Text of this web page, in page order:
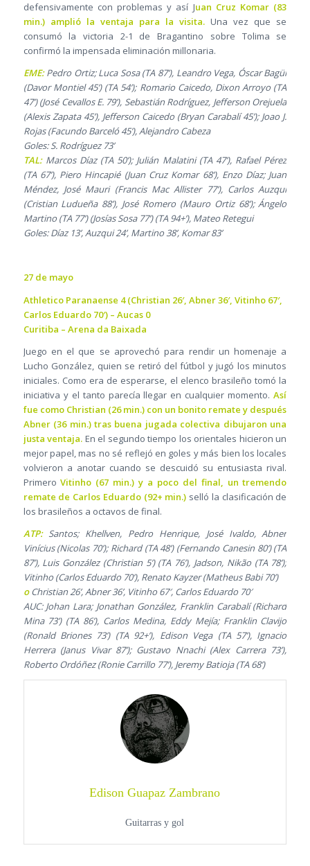
defensivamente con problemas y así Juan Cruz Komar (83
min.) amplió la ventaja para la visita. Una vez que se
consumó la victoria 2-1 de Bragantino sobre Tolima se
confirmó la impensada eliminación millonaria.
EME:Pedro Ortiz; Luca Sosa (TA 87’), Leandro Vega, Óscar Bagüí
(Davor Montiel 45’) (TA 54’); Romario Caicedo, Dixon Arroyo (TA
47’) (José Cevallos E. 79’), Sebastián Rodríguez, Jefferson Orejuela
(Alexis Zapata 45’), Jefferson Caicedo (Bryan Carabalí 45’); Joao J.
Rojas (Facundo Barceló 45’), Alejandro Cabeza
Goles: S. Rodríguez 73’
TAL:Marcos Díaz (TA 50’); Julián Malatini (TA 47’), Rafael Pérez
(TA 67’), Piero Hincapié (Juan Cruz Komar 68’), Enzo Díaz; Juan
Méndez, José Mauri (Francis Mac Allister 77’), Carlos Auzqui
(Cristian Ludueña 88’), José Romero (Mauro Ortiz 68’); Ángelo
Martino (TA 77’) (Josías Sosa 77’) (TA 94+’), Mateo Retegui
Goles: Díaz 13’, Auzqui 24’, Martino 38’, Komar 83’
27 de mayo
Athletico Paranaense 4 (Christian 26′, Abner 36′, Vitinho 67′,
Carlos Eduardo 70′) – Aucas 0
Curitiba – Arena da Baixada
Juego en el que se aprovechó para rendir un homenaje a
Lucho González, quien se retiró del fútbol y jugó los minutos
iniciales. Como era de esperarse, el elenco brasileño tomó la
iniciativa y el tanto parecía llegar en cualquier momento.Así
fue como Christian (26 min.) con un bonito remate y después
Abner (36 min.) tras buena jugada colectiva dibujaron una
justa ventaja. En el segundo tiempo los orientales hicieron un
mejor papel, mas no sé reflejó en goles y más bien los locales
volvieron a anotar cuando se descuidó su entusiasta rival.
Primero Vitinho (67 min.) y a poco del final, un tremendo
remate de Carlos Eduardo (92+ min.) selló la clasificación de
los brasileños a octavos de final.
ATP:Santos; Khellven, Pedro Henrique, José Ivaldo, Abner
Vinícius (Nicolas 70’); Richard (TA 48’) (Fernando Canesin 80’) (TA
87’), Luis González (Christian 5’) (TA 76’), Jadson, Nikão (TA 78’);
Vitinho (Carlos Eduardo 70’), Renato Kayzer (Matheus Babi 70’)
oChristian 26’, Abner 36’, Vitinho 67′, Carlos Eduardo 70′
AUC: Johan Lara; Jonathan González, Franklin Carabalí (Richard
Mina 73’) (TA 86’), Carlos Medina, Eddy Mejía; Franklin Clavijo
(Ronald Briones 73’) (TA 92+’), Edison Vega (TA 57’), Ignacio
Herrera (Janus Vivar 87’); Gustavo Nnachi (Alex Carrera 73’),
Roberto Ordóñez (Ronie Carrillo 77’), Jeremy Batioja (TA 68’)
Edison Guapaz Zambrano
Guitarras y gol